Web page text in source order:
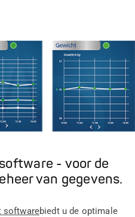
- voor de
van gegevens.
softwarebiedt u de optimale